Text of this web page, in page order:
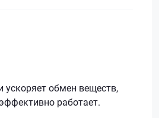
ускоряет обмен веществ,
работает.